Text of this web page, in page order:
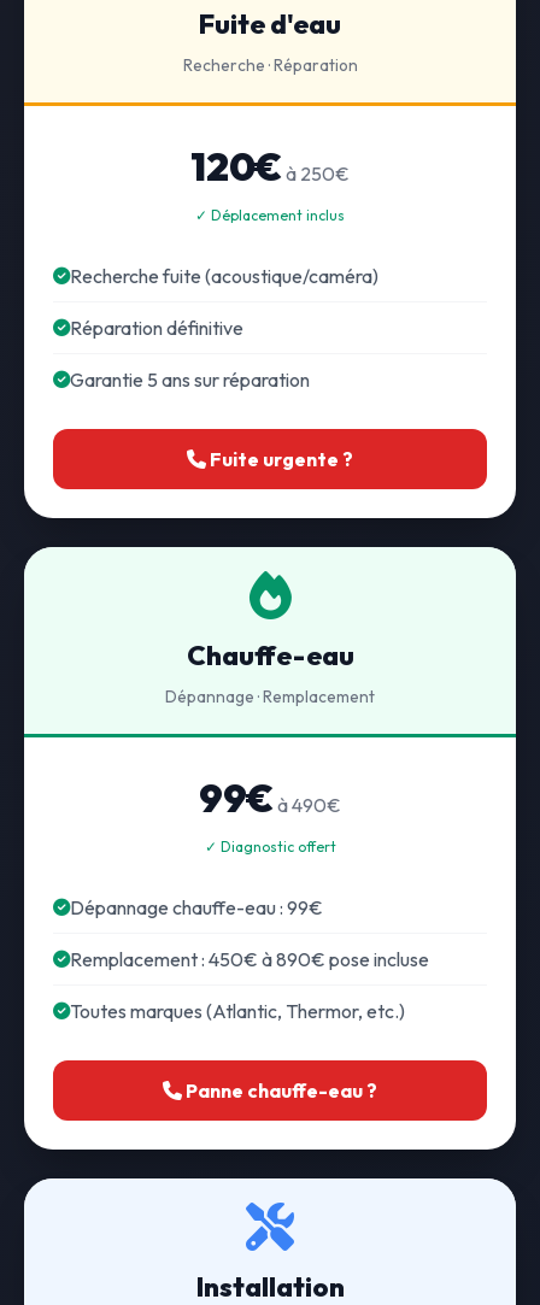
Fuite d'eau
Recherche · Réparation
120€ à 250€
✓ Déplacement inclus
Recherche fuite (acoustique/caméra)
Réparation définitive
Garantie 5 ans sur réparation
Fuite urgente ?
Chauffe-eau
Dépannage · Remplacement
99€ à 490€
✓ Diagnostic offert
Dépannage chauffe-eau : 99€
Remplacement : 450€ à 890€ pose incluse
Toutes marques (Atlantic, Thermor, etc.)
Panne chauffe-eau ?
Installation